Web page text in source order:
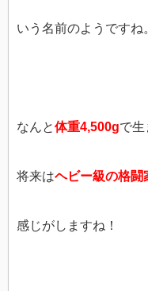
いう名前のようですね
なんと体重4,500gで生
将来はヘビー級の格闘
感じがしますね！